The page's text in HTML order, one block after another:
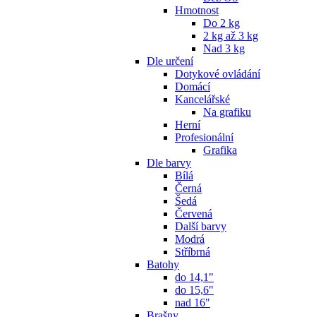
Hmotnost
Do 2 kg
2 kg až 3 kg
Nad 3 kg
Dle určení
Dotykové ovládání
Domácí
Kancelářské
Na grafiku
Herní
Profesionální
Grafika
Dle barvy
Bílá
Černá
Šedá
Červená
Další barvy
Modrá
Stříbrná
Batohy
do 14,1"
do 15,6"
nad 16"